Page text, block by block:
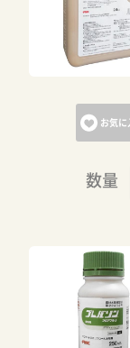
お気に
数量